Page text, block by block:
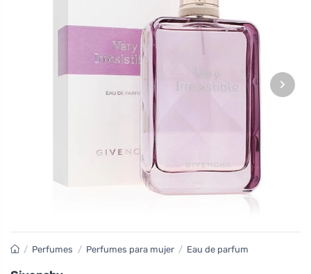
›
/ Perfumes / Perfumes para mujer / Eau de parfum